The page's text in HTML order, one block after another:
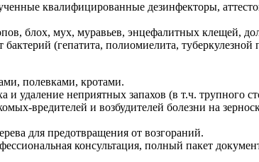
квалифицированные дезинфекторы,
блох, мух, муравьев, энцефалитных клещей,
(гепатита, полиомиелита,
полевками, кротами.
и удаление неприятных запахов (в т.ч. трупного
вредителей и возбудителей болезни на
для предотвращения от возгораний.
консультация, полный пакет